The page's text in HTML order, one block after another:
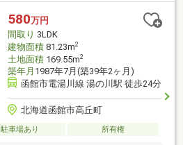
580万円
間取り 3LDK
建物面積81.23m2
土地面積169.55m2
築年月 1987年7月(築39年2ヶ月)
函館市電湯川線 湯の川駅 徒歩24分
北海道函館市高丘町
駐車場あり 所有権